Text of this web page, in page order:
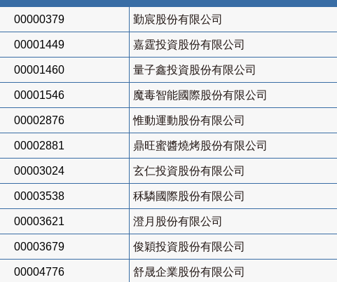
00000379 勤宸股份有限公司
00001449 嘉霆投資股份有限公司
00001460 量子鑫投資股份有限公司
00001546 魔毒智能國際股份有限公司
00002876 惟動運動股份有限公司
00002881 鼎旺蜜醬燒烤股份有限公司
00003024 玄仁投資股份有限公司
00003538 秝驎國際股份有限公司
00003621 澄月股份有限公司
00003679 俊穎投資股份有限公司
00004776 舒晟企業股份有限公司